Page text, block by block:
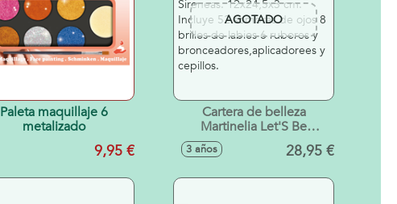
Paleta maquillaje 6
metalizado
9,95 €
AGOTADO
Cartera de belleza
Martinelia Let'S Be
Mermaids Sireneas.
12x24,5x3 cm. Incluye 52
3 años 28,95 €